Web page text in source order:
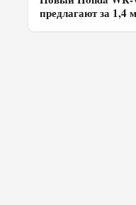
предлагают за 1,4